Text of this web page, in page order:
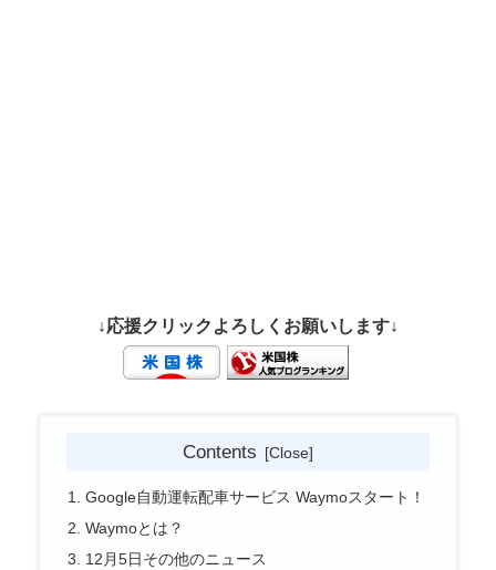
↓応援クリックよろしくお願いします↓
Contents
Google自動運転配車サービス Waymoスタート！
Waymoとは？
12月5日その他のニュース